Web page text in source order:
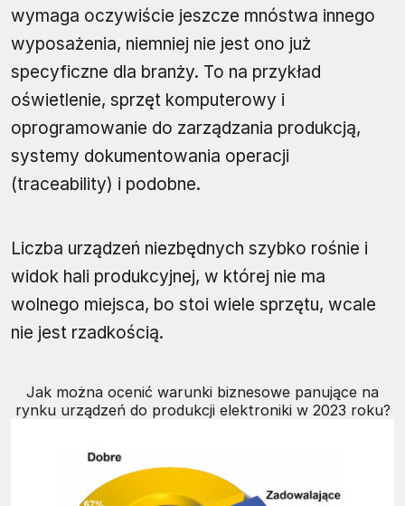
wymaga oczywiście jeszcze mnóstwa innego
wyposażenia, niemniej nie jest ono już
specyficzne dla branży. To na przykład
oświetlenie, sprzęt komputerowy i
oprogramowanie do zarządzania produkcją,
systemy dokumentowania operacji
(traceability) i podobne.
Liczba urządzeń niezbędnych szybko rośnie i
widok hali produkcyjnej, w której nie ma
wolnego miejsca, bo stoi wiele sprzętu, wcale
nie jest rzadkością.
Jak można ocenić warunki biznesowe panujące na
rynku urządzeń do produkcji elektroniki w 2023 roku?